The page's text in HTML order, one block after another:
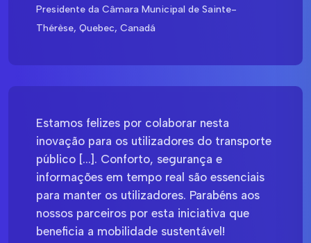
Presidente da Câmara Municipal de Sainte-
Thérèse, Quebec, Canadá
Estamos felizes por colaborar nesta
inovação para os utilizadores do transporte
público [...]. Conforto, segurança e
informações em tempo real são essenciais
para manter os utilizadores. Parabéns aos
nossos parceiros por esta iniciativa que
beneficia a mobilidade sustentável!